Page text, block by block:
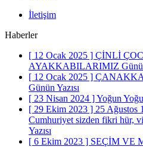
İletişim
Haberler
[ 12 Ocak 2025 ] ÇİNLİ
AYAKKABILARIMIZ
[ 12 Ocak 2025 ]
Günün Yazısı
[ 23 Nisan 2024 ]Yoğun
[ 29 Ekim 2023 ] 25 Ağustos
Cumhuriyet sizden fikri hür,
Yazısı
[ 6 Ekim 2023 ] SEÇİM VE